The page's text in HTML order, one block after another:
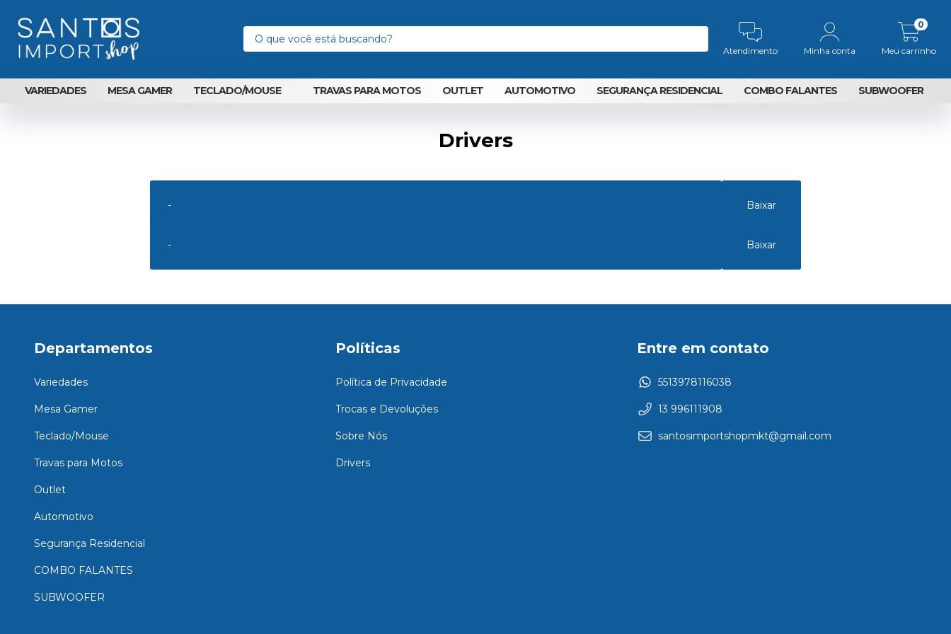
Atendimento Minha conta Meu carrinho
0
VARIEDADES MESA GAMER TECLADO/MOUSE TRAVAS PARA MOTOS OUTLET AUTOMOTIVO SEGURANÇA RESIDENCIAL COMBO FALANTES SUBWOOFER
Drivers
- Baixar
- Baixar
Departamentos
Variedades
Mesa Gamer
Teclado/Mouse
Travas para Motos
Outlet
Automotivo
Segurança Residencial
COMBO FALANTES
SUBWOOFER
Políticas
Política de Privacidade
Trocas e Devoluções
Sobre Nós
Drivers
Entre em contato
5513978116038
13 996111908
santosimportshopmkt@gmail.com